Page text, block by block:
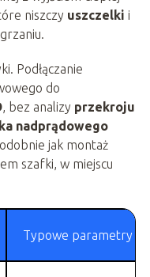
niszczy uszczelki i
Podłączanie
do
, bez analizy przekroju
nadprądowego
jak montaż
szafki, w miejscu
Typowe parametry